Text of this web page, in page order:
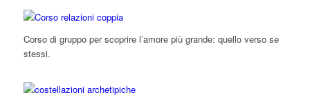
Corso di gruppo per scoprire l’amore più grande: quello verso se
stessi.